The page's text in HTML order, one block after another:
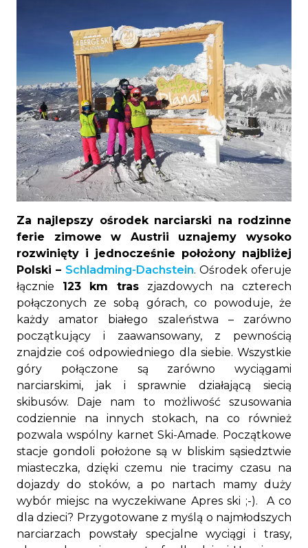
Za najlepszy ośrodek narciarski na rodzinne
ferie zimowe w Austrii uznajemy wysoko
rozwinięty i jednocześnie położony najbliżej
Polski – Schladming-Dachstein. Ośrodek oferuje
łącznie 123 km tras zjazdowych na czterech
połączonych ze sobą górach, co powoduje, że
każdy amator białego szaleństwa – zarówno
początkujący i zaawansowany, z pewnością
znajdzie coś odpowiedniego dla siebie. Wszystkie
góry połączone są zarówno wyciągami
narciarskimi, jak i sprawnie działającą siecią
skibusów. Daje nam to możliwość szusowania
codziennie na innych stokach, na co również
pozwala wspólny karnet Ski-Amade. Początkowe
stacje gondoli położone są w bliskim sąsiedztwie
miasteczka, dzięki czemu nie tracimy czasu na
dojazdy do stoków, a po nartach mamy duży
wybór miejsc na wyczekiwane Apres ski ;-). A co
dla dzieci? Przygotowane z myślą o najmłodszych
narciarzach powstały specjalne wyciągi i trasy,